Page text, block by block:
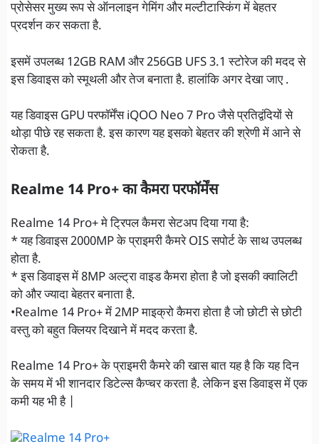
प्रोसेसर मुख्य रूप से ऑनलाइन गेमिंग और मल्टीटास्किंग में बेहतर
प्रदर्शन कर सकता है.
इसमें उपलब्ध 12GB RAM और 256GB UFS 3.1 स्टोरेज की मदद से
इस डिवाइस को स्मूथली और तेज बनाता है. हालांकि अगर देखा जाए .
यह डिवाइस GPU परफॉर्मेंस iQOO Neo 7 Pro जैसे प्रतिद्वंदियों से
थोड़ा पीछे रह सकता है. इस कारण यह इसको बेहतर की श्रेणी में आने से
रोकता है.
Realme 14 Pro+ का कैमरा परफॉर्मेंस
Realme 14 Pro+ मे ट्रिपल कैमरा सेटअप दिया गया है:
* यह डिवाइस 2000MP के प्राइमरी कैमरे OIS सपोर्ट के साथ उपलब्ध
होता है.
* इस डिवाइस में 8MP अल्ट्रा वाइड कैमरा होता है जो इसकी क्वालिटी
को और ज्यादा बेहतर बनाता है.
•Realme 14 Pro+ में 2MP माइक्रो कैमरा होता है जो छोटी से छोटी
वस्तु को बहुत क्लियर दिखाने में मदद करता है.
Realme 14 Pro+ के प्राइमरी कैमरे की खास बात यह है कि यह दिन
के समय में भी शानदार डिटेल्स कैप्चर करता है. लेकिन इस डिवाइस में एक
कमी यह भी है |